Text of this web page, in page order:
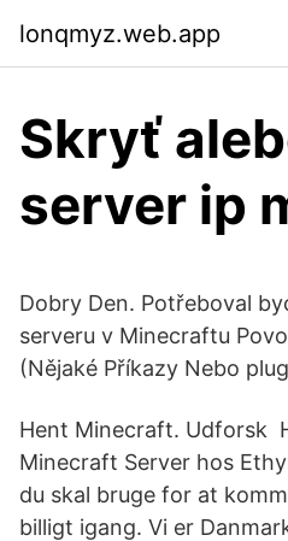
lonqmyz.web.app
Skryť
server ip
Dobry Den. Potřeboval
serveru v Minecraftu
(Nějaké Příkazy Nebo
Hent Minecraft. Udforsk
Minecraft Server hos
du skal bruge for at
billigt igang. Vi er